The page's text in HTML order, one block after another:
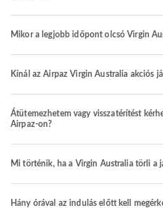
Mikor a legjobb időpont olcsó Virgin
Kínál az Airpaz Virgin Australia akciós
Átütemezhetem vagy visszatérítést
Airpaz-on?
Mi történik, ha a Virgin Australia törli a
Hány órával az indulás előtt kell